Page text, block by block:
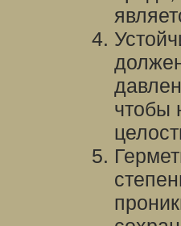
чтобы